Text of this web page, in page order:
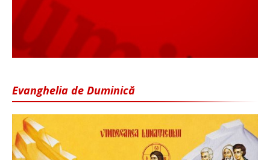
Evanghelia de Duminică